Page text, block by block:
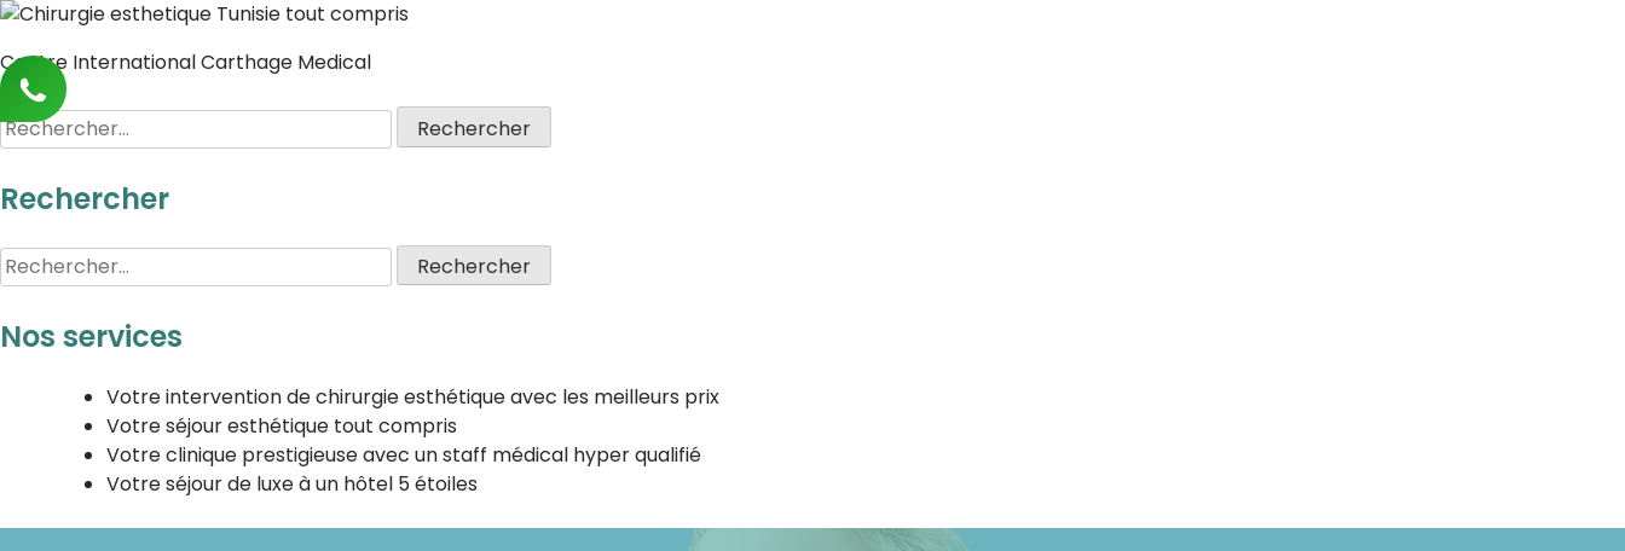
Centre International Carthage Medical
Rechercher
Nos services
Votre intervention de chirurgie esthétique avec les meilleurs prix
Votre séjour esthétique tout compris
Votre clinique prestigieuse avec un staff médical hyper qualifié
Votre séjour de luxe à un hôtel 5 étoiles